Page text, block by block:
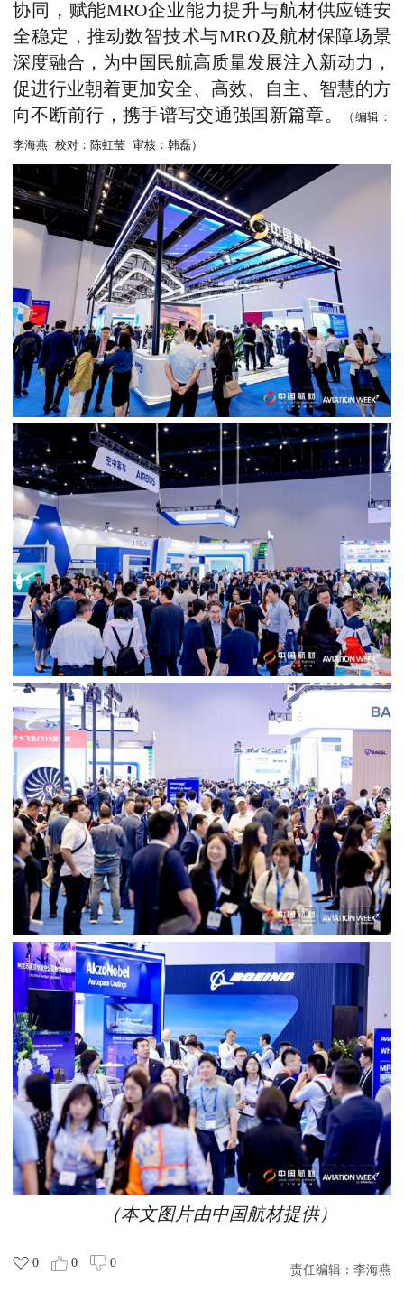
协同，赋能MRO企业能力提升与航材供应链安
全稳定，推动数智技术与MRO及航材保障场景
深度融合，为中国民航高质量发展注入新动力，
促进行业朝着更加安全、高效、自主、智慧的方
向不断前行，携手谱写交通强国新篇章。
（编辑：
李海燕 校对：陈虹莹 审核：韩磊）
（本文图片由中国航材提供）
0 0 0
责任编辑： 李海燕